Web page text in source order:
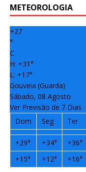
e
b
o
k
te
r
e
dI
METEOROLOGIA
+27
°
C
H: +31°
L: +17°
Gouveia (Guarda)
Sábado, 08 Agosto
Ver Previsão de 7 Dias
Dom
Seg Ter
+29° +34° +36°
+15° +12° +16°